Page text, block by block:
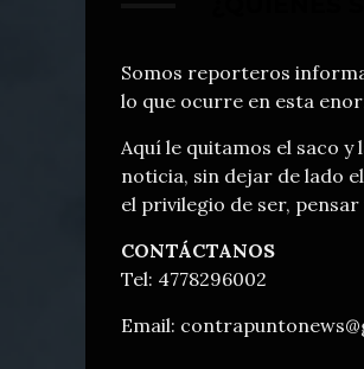
Somos reporteros
lo que ocurre en esta
Aquí le quitamos el saco y
noticia, sin dejar de lado
el privilegio de ser,
CONTÁCTANOS
Tel: 4778296002
Email: